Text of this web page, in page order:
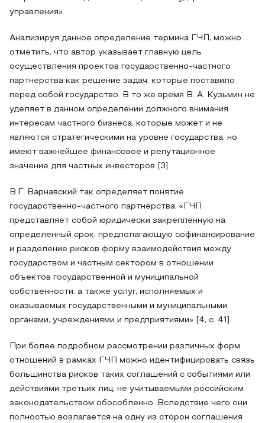
управления».
Анализируя данное определение термина ГЧП, можно
отметить, что автор указывает главную цель
осуществления проектов государственно-частного
партнерства как решение задач, которые поставило
перед собой государство. В то же время В. А. Кузьмин не
уделяет в данном определении должного внимания
интересам частного бизнеса, которые может и не
являются стратегическими на уровне государства, но
имеют важнейшее финансовое и репутационное
значение для частных инвесторов [3].
В.Г. Варнавский так определяет понятие
государственно-частного партнерства: «ГЧП
представляет собой юридически закрепленную на
определенный срок, предполагающую софинансирование
и разделение рисков форму взаимодействия между
государством и частным сектором в отношении
объектов государственной и муниципальной
собственности, а также услуг, исполняемых и
оказываемых государственными и муниципальными
органами, учреждениями и предприятиями» [4, с. 41].
При более подробном рассмотрении различных форм
отношений в рамках ГЧП можно идентифицировать связь
большинства рисков таких соглашений с событиями или
действиями третьих лиц, не учитываемыми российским
законодательством обособленно. Вследствие чего они
полностью возлагается на одну из сторон соглашения